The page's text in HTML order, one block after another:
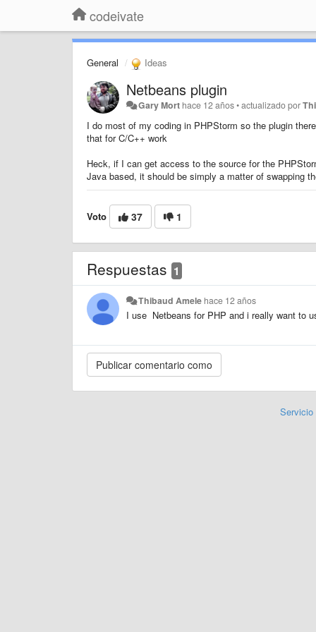
codeivate
General Ideas
Netbeans plugin
Gary Mort hace 12 años•actualizado por
I do most of my coding in PHPStorm so the plugin
that for C/C++ work
Heck, if I can get access to the source for the
Java based, it should be simply a matter of swapping
Voto 37 1
Respuestas 1
Thibaud Amele hace 12 años
I use Netbeans for PHP and i really want to